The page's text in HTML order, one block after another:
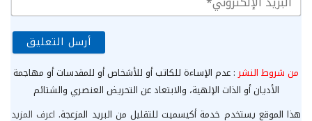
من شروط النشر: عدم الإساءة للكاتب أو للأشخاص أو للمقدسات أو مهاجمة
الأديان أو الذات الإلهية، والابتعاد عن التحريض العنصري والشتائم
هذا الموقع يستخدم خدمة أكيسميت للتقليل من البريد المزعجة. اعرف المزيد